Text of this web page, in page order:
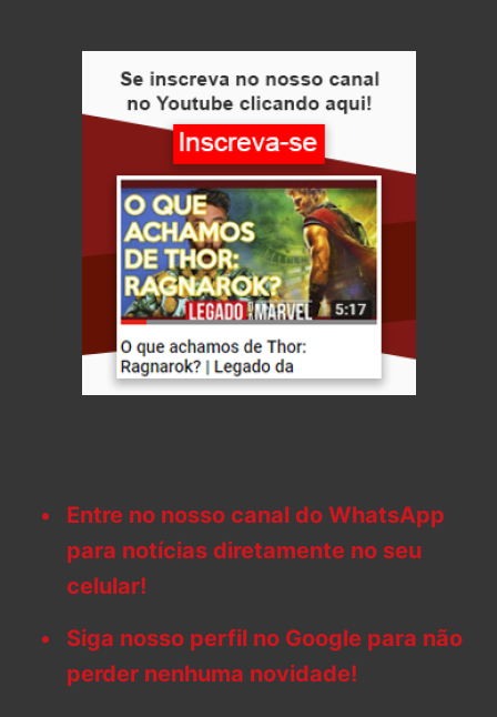
Entre no nosso canal do WhatsApp
para notícias diretamente no seu
celular!
Siga nosso perfil no Google para não
perder nenhuma novidade!